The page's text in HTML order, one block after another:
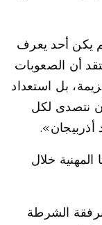
يكن أحد يعرف
أن الصعوبات
بل استعداد
نتصدى لكل
أذربيجان».
خلال
الشرطة